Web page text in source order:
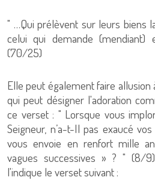
" …Qui prélèvent sur leurs biens
celui qui demande (mendiant)
(70/25)
Elle peut également faire
qui peut désigner l'adoration
ce verset : " Lorsque vous
Seigneur, n’a-t-Il pas exaucé
vous envoie en renfort mille
vagues successives » ? " (8/
l'indique le verset suivant :